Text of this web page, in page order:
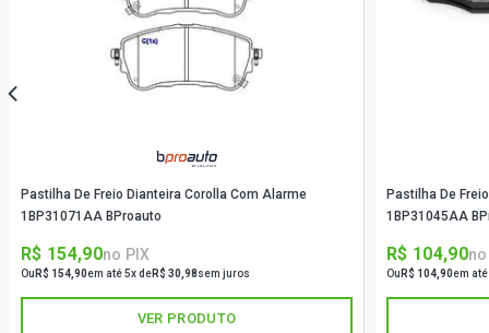
Pastilha De Freio Dianteira Corolla Com Alarme
1BP31071AA BProauto
R$ 154,90no PIX
Ou R$ 154,90em até 5x deR$ 30,98sem juros
VER PRODUTO
Pastilha De
1BP31045AA
R$ 104,90no
Ou R$ 104,90em